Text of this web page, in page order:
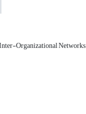
Organizational Networks